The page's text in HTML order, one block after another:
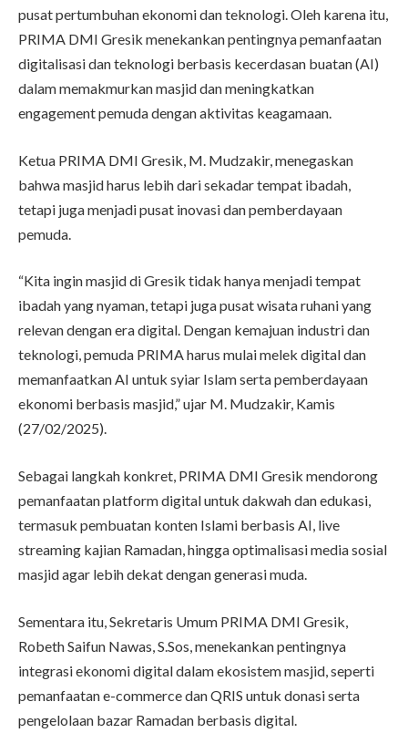
pusat pertumbuhan ekonomi dan teknologi. Oleh karena itu,
PRIMA DMI Gresik menekankan pentingnya pemanfaatan
digitalisasi dan teknologi berbasis kecerdasan buatan (AI)
dalam memakmurkan masjid dan meningkatkan
engagement pemuda dengan aktivitas keagamaan.
Ketua PRIMA DMI Gresik, M. Mudzakir, menegaskan
bahwa masjid harus lebih dari sekadar tempat ibadah,
tetapi juga menjadi pusat inovasi dan pemberdayaan
pemuda.
“Kita ingin masjid di Gresik tidak hanya menjadi tempat
ibadah yang nyaman, tetapi juga pusat wisata ruhani yang
relevan dengan era digital. Dengan kemajuan industri dan
teknologi, pemuda PRIMA harus mulai melek digital dan
memanfaatkan AI untuk syiar Islam serta pemberdayaan
ekonomi berbasis masjid,” ujar M. Mudzakir, Kamis
(27/02/2025).
Sebagai langkah konkret, PRIMA DMI Gresik mendorong
pemanfaatan platform digital untuk dakwah dan edukasi,
termasuk pembuatan konten Islami berbasis AI, live
streaming kajian Ramadan, hingga optimalisasi media sosial
masjid agar lebih dekat dengan generasi muda.
Sementara itu, Sekretaris Umum PRIMA DMI Gresik,
Robeth Saifun Nawas, S.Sos, menekankan pentingnya
integrasi ekonomi digital dalam ekosistem masjid, seperti
pemanfaatan e-commerce dan QRIS untuk donasi serta
pengelolaan bazar Ramadan berbasis digital.